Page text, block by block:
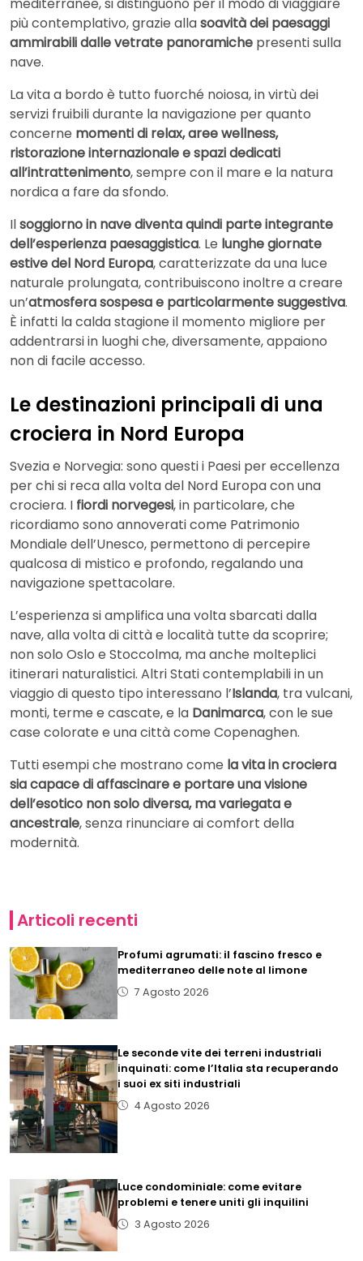
mediterranee, si distinguono per il modo di viaggiare
più contemplativo, grazie allasoavità dei paesaggi
ammirabili dalle vetrate panoramiche presenti sulla
nave.
La vita a bordo è tutto fuorché noiosa, in virtù dei
servizi fruibili durante la navigazione per quanto
concerne momenti di relax, aree wellness,
ristorazione internazionale e spazi dedicati
all’intrattenimento, sempre con il mare e la natura
nordica a fare da sfondo.
Ilsoggiorno in nave diventa quindi parte integrante
dell’esperienza paesaggistica. Le lunghe giornate
estive del Nord Europa, caratterizzate da una luce
naturale prolungata, contribuiscono inoltre a creare
un’atmosfera sospesa e particolarmente suggestiva.
È infatti la calda stagione il momento migliore per
addentrarsi in luoghi che, diversamente, appaiono
non di facile accesso.
Le destinazioni principali di una
crociera in Nord Europa
Svezia e Norvegia: sono questi i Paesi per eccellenza
per chi si reca alla volta del Nord Europa con una
crociera. I fiordi norvegesi, in particolare, che
ricordiamo sono annoverati come Patrimonio
Mondiale dell’Unesco, permettono di percepire
qualcosa di mistico e profondo, regalando una
navigazione spettacolare.
L’esperienza si amplifica una volta sbarcati dalla
nave, alla volta di città e località tutte da scoprire;
non solo Oslo e Stoccolma, ma anche molteplici
itinerari naturalistici. Altri Stati contemplabili in un
viaggio di questo tipo interessano l’Islanda, tra vulcani,
monti, terme e cascate, e la Danimarca, con le sue
case colorate e una città come Copenaghen.
Tutti esempi che mostrano come la vita in crociera
sia capace di affascinare e portare una visione
dell’esotico non solo diversa, ma variegata e
ancestrale, senza rinunciare ai comfort della
modernità.
Articoli recenti
Profumi agrumati: il fascino fresco e
mediterraneo delle note al limone
7 Agosto 2026
Le seconde vite dei terreni industriali
inquinati: come l’Italia sta recuperando
i suoi ex siti industriali
4 Agosto 2026
Luce condominiale: come evitare
problemi e tenere uniti gli inquilini
3 Agosto 2026